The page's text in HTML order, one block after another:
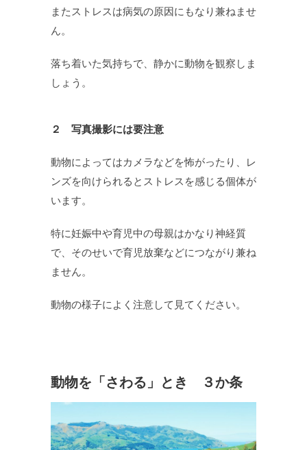
またストレスは病気の原因にもなり兼ねませ
ん。
落ち着いた気持ちで、静かに動物を観察しま
しょう。
２ 写真撮影には要注意
動物によってはカメラなどを怖がったり、レ
ンズを向けられるとストレスを感じる個体が
います。
特に妊娠中や育児中の母親はかなり神経質
で、そのせいで育児放棄などにつながり兼ね
ません。
動物の様子によく注意して見てください。
動物を「さわる」とき ３か条